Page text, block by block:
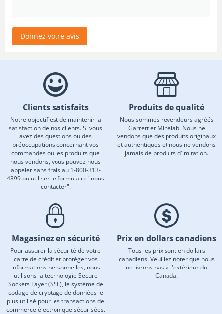
Donnez votre avis
Clients satisfaits
Notre objectif est de maintenir la
satisfaction de nos clients. Si vous
avez des questions ou des
préoccupations concernant vos
commandes ou les produits que
nous vendons, vous pouvez nous
appeler sans frais au 1-800-313-
4399 ou utiliser le formulaire "nous
contacter".
Produits de qualité
Nous sommes revendeurs agréés
Garrett et Minelab. Nous ne
vendons que des produits originaux
et authentiques et nous ne vendons
jamais de produits d'imitation.
Magasinez en sécurité
Pour assurer la sécurité de votre
carte de crédit et protéger vos
informations personnelles, nous
utilisons la technologie Secure
Sockets Layer (SSL), le système de
codage de cryptage de données le
plus utilisé pour les transactions de
commerce électronique sécurisées.
Prix en dollars canadiens
Tous les prix sont en dollars
canadiens. Veuillez noter que nous
ne livrons pas à l'extérieur du
Canada.